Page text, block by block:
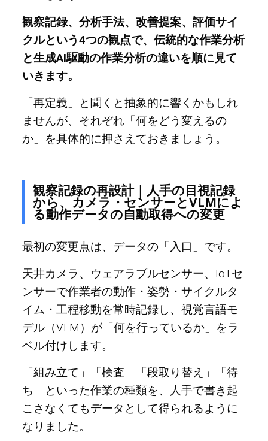
観察記録、分析手法、改善提案、評価サイ
クルという4つの観点で、伝統的な作業分析
と生成AI駆動の作業分析の違いを順に見て
いきます。
「再定義」と聞くと抽象的に響くかもしれ
ませんが、それぞれ「何をどう変えるの
か」を具体的に押さえておきましょう。
観察記録の再設計｜人手の目視記録
から、カメラ・センサーとVLMによ
る動作データの自動取得への変更
最初の変更点は、データの「入口」です。
天井カメラ、ウェアラブルセンサー、IoTセ
ンサーで作業者の動作・姿勢・サイクルタ
イム・工程移動を常時記録し、視覚言語モ
デル（VLM）が「何を行っているか」をラ
ベル付けします。
「組み立て」「検査」「段取り替え」「待
ち」といった作業の種類を、人手で書き起
こさなくてもデータとして得られるように
なりました。